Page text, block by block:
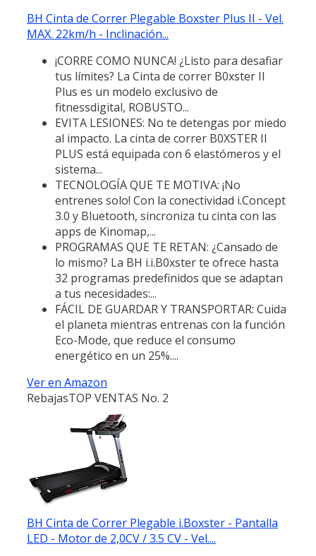
BH Cinta de Correr Plegable Boxster Plus II - Vel.
MAX. 22km/h - Inclinación...
¡CORRE COMO NUNCA! ¿Listo para desafiar
tus límites? La Cinta de correr B0xster II
Plus es un modelo exclusivo de
fitnessdigital, ROBUSTO...
EVITA LESIONES: No te detengas por miedo
al impacto. La cinta de correr B0XSTER II
PLUS está equipada con 6 elastómeros y el
sistema...
TECNOLOGÍA QUE TE MOTIVA: ¡No
entrenes solo! Con la conectividad i.Concept
3.0 y Bluetooth, sincroniza tu cinta con las
apps de Kinomap,...
PROGRAMAS QUE TE RETAN: ¿Cansado de
lo mismo? La BH i.i.B0xster te ofrece hasta
32 programas predefinidos que se adaptan
a tus necesidades:...
FÁCIL DE GUARDAR Y TRANSPORTAR: Cuida
el planeta mientras entrenas con la función
Eco-Mode, que reduce el consumo
energético en un 25%....
Ver en Amazon
RebajasTOP VENTAS No. 2
BH Cinta de Correr Plegable i.Boxster - Pantalla
LED - Motor de 2,0CV / 3.5 CV - Vel....